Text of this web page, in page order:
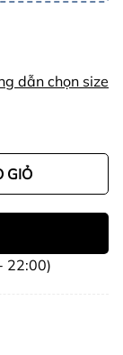
dẫn chọn size
GIỎ
22:00)